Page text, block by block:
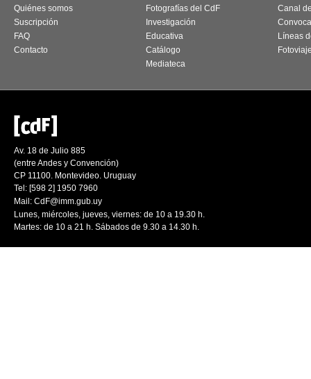
Quiénes somos
Suscripción
FAQ
Contacto
Fotografías del CdF
Investigación
Educativa
Catálogo
Mediateca
Canal
Líneas
Av. 18 de Julio 885
(entre Andes y Convención)
CP 11100. Montevideo. Uruguay
Tel: [598 2] 1950 7960
Mail: CdF@imm.gub.uy
Lunes, miércoles, jueves, viernes: de 10 a 19.30 h.
Martes: de 10 a 21 h. Sábados de 9.30 a 14.30 h.